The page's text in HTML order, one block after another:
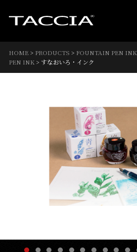
HOME> PRODUCTS > FOUNTAIN PEN INK
PEN INK > すなおいろ・インク